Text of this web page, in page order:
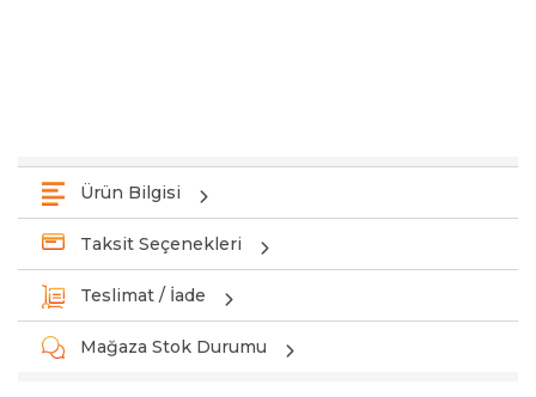
Ürün Bilgisi
Taksit Seçenekleri
Teslimat / İade
Mağaza Stok Durumu